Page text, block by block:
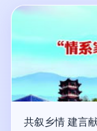
共叙乡情 建言